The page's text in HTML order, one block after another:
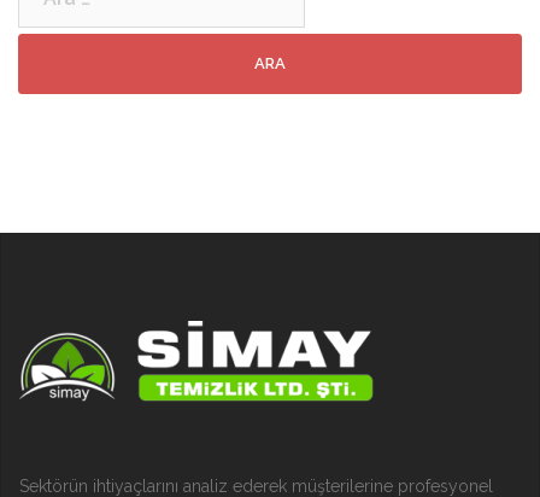
Sektörün ihtiyaçlarını analiz ederek müşterilerine profesyonel